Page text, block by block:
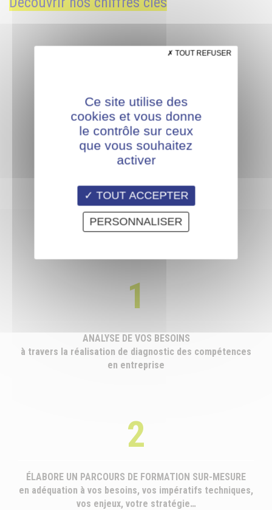
Une équipe à votre
écoute !
Pôle Formation Continue
04 72 69 45 45 ou
lyon.fr
Consulter les conditions
générales de vente
1
ANALYSE DE VOS BESOINS
à travers la réalisation de diagnostic des compétences
en entreprise
2
ÉLABORE UN PARCOURS DE FORMATION SUR-MESURE
en adéquation à vos besoins, vos impératifs techniques,
vos enjeux, votre stratégie…
Ce site utilise des
cookies et vous donne
le contrôle sur ceux
que vous souhaitez
activer
TOUT ACCEPTER
TOUT REFUSER
PERSONNALISER